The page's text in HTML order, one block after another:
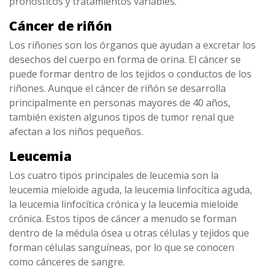
Cáncer de riñón
Los riñones son los órganos que ayudan a excretar los
desechos del cuerpo en forma de orina. El cáncer se
puede formar dentro de los tejidos o conductos de los
riñones. Aunque el cáncer de riñón se desarrolla
principalmente en personas mayores de 40 años,
también existen algunos tipos de tumor renal que
afectan a los niños pequeños.
Leucemia
Los cuatro tipos principales de leucemia son la
leucemia mieloide aguda, la leucemia linfocítica aguda,
la leucemia linfocítica crónica y la leucemia mieloide
crónica. Estos tipos de cáncer a menudo se forman
dentro de la médula ósea u otras células y tejidos que
forman células sanguíneas, por lo que se conocen
como cánceres de sangre.